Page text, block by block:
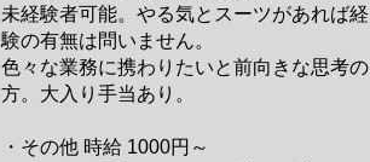
未経験者可能。やる気とスーツがあれば経
験の有無は問いません。
色々な業務に携わりたいと前向きな思考の
方。大入り手当あり。
・その他 時給 1000円～